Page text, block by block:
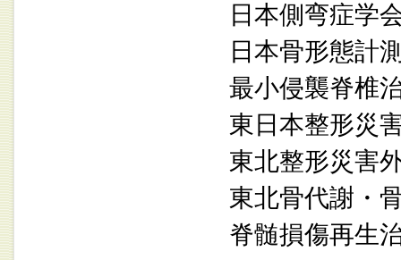
日本側弯症学
日本骨形態計
最小侵襲脊椎
東日本整形災
東北整形災害
東北骨代謝・
脊髄損傷再生